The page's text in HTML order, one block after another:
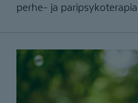
perhe- ja paripsykoterapia